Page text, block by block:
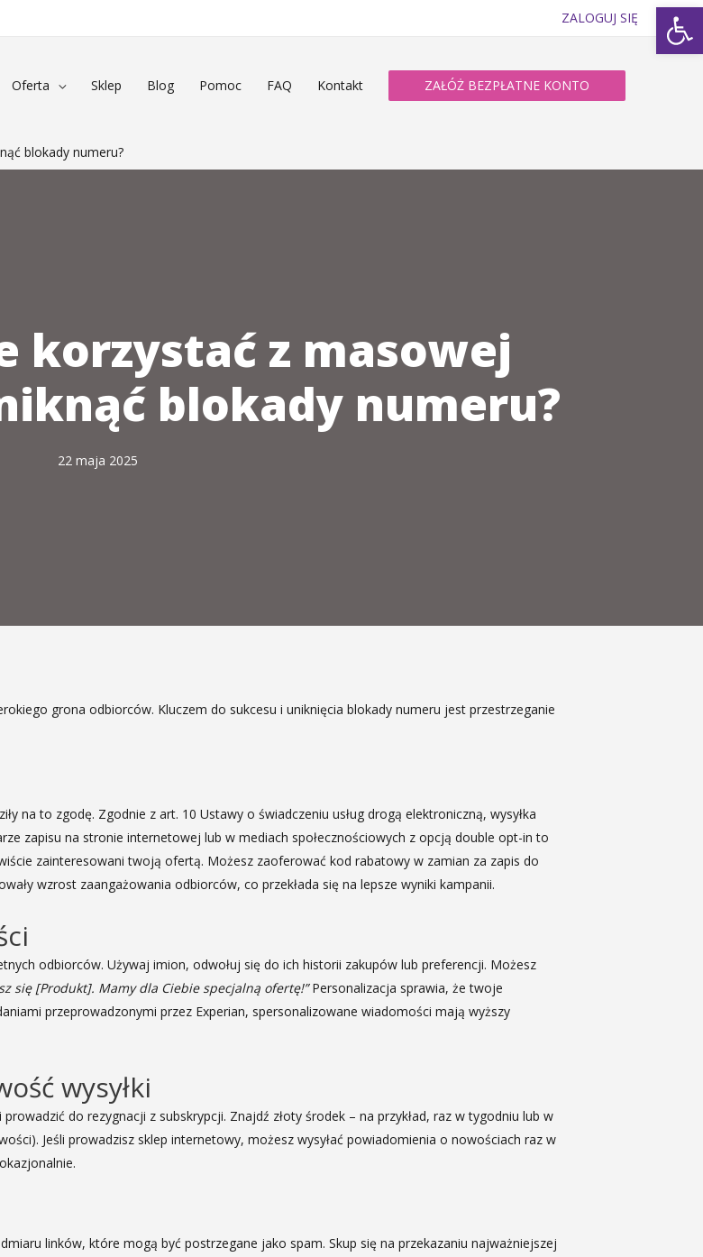
ZALOGUJ SIĘ
Oferta Sklep Blog Pomoc FAQ Kontakt ZAŁÓŻ BEZPŁATNE KONTO
blokady numeru?
korzystać z masowej
blokady numeru?
22 maja 2025
grona odbiorców. Kluczem do sukcesu i uniknięcia blokady numeru jest przestrzeganie
na to zgodę. Zgodnie z art. 10 Ustawy o świadczeniu usług drogą elektroniczną, wysyłka
zapisu na stronie internetowej lub w mediach społecznościowych z opcją double opt-in to
zainteresowani twoją ofertą. Możesz zaoferować kod rabatowy w zamian za zapis do
wzrost zaangażowania odbiorców, co przekłada się na lepsze wyniki kampanii.
odbiorców. Używaj imion, odwołuj się do ich historii zakupów lub preferencji. Możesz
się [Produkt]. Mamy dla Ciebie specjalną ofertę!”Personalizacja sprawia, że twoje
przeprowadzonymi przez Experian, spersonalizowane wiadomości mają wyższy
wysyłki
do rezygnacji z subskrypcji. Znajdź złoty środek – na przykład, raz w tygodniu lub w
Jeśli prowadzisz sklep internetowy, możesz wysyłać powiadomienia o nowościach raz w
linków, które mogą być postrzegane jako spam. Skup się na przekazaniu najważniejszej